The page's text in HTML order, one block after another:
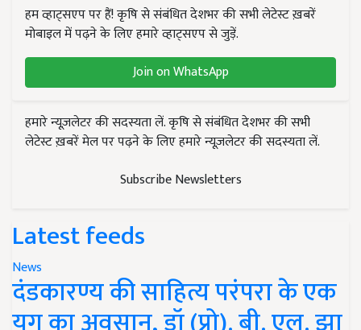
हम व्हाट्सएप पर हैं! कृषि से संबंधित देशभर की सभी लेटेस्ट ख़बरें
मोबाइल में पढ़ने के लिए हमारे व्हाट्सएप से जुड़ें.
Join on WhatsApp
हमारे न्यूज़लेटर की सदस्यता लें. कृषि से संबंधित देशभर की सभी
लेटेस्ट ख़बरें मेल पर पढ़ने के लिए हमारे न्यूज़लेटर की सदस्यता लें.
Subscribe Newsletters
Latest feeds
News
दंडकारण्य की साहित्य परंपरा के एक